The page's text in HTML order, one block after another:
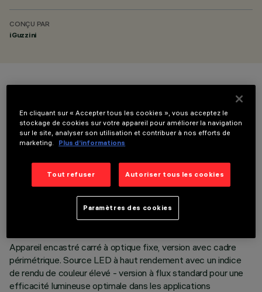
CONÇU PAR
iGuzzini
DONNÉES TECHNIQUES
DERNIÈRE MISE À JOUR: 06/08/2026
Appareil encastré carré à optique fixe, version avec cadre
périmétrique. Source LED à haut rendement avec un indice
de rendu de couleur élevé - version à flux standard pour une
efficacité lumineuse optimale dans les applications
En cliquant sur « Accepter tous les cookies », vous acceptez le
stockage de cookies sur votre appareil pour améliorer la navigation
sur le site, analyser son utilisation et contribuer à nos efforts de
marketing.
Plus d’informations
Tout refuser Autoriser tous les cookies
Paramètres des cookies